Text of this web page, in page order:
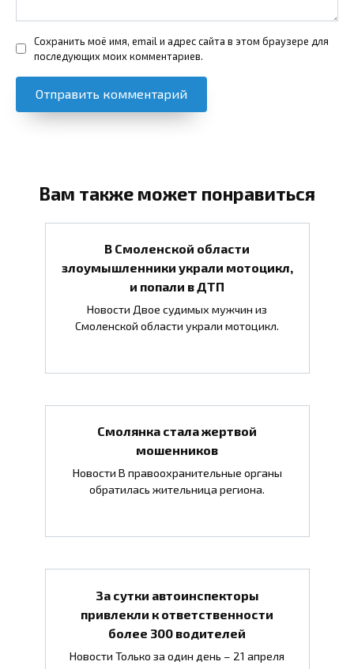
Сохранить моё имя, email и адрес сайта в этом браузере для
последующих моих комментариев.
Вам также может понравиться
В Смоленской области
злоумышленники украли мотоцикл,
и попали в ДТП
Новости Двое судимых мужчин из
Смоленской области украли мотоцикл.
Смолянка стала жертвой
мошенников
Новости В правоохранительные органы
обратилась жительница региона.
За сутки автоинспекторы
привлекли к ответственности
более 300 водителей
Новости Только за один день – 21 апреля